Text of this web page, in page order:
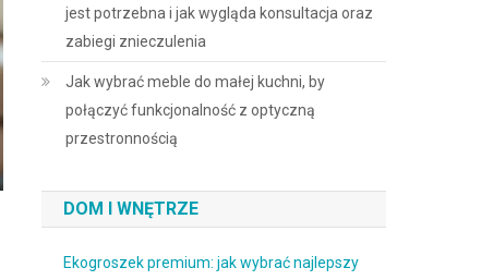
jest potrzebna i jak wygląda konsultacja oraz
zabiegi znieczulenia
Jak wybrać meble do małej kuchni, by
połączyć funkcjonalność z optyczną
przestronnością
DOM I WNĘTRZE
Ekogroszek premium: jak wybrać najlepszy